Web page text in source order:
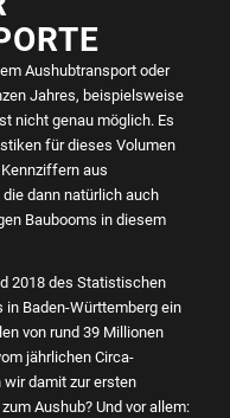
Aushubtransport oder
Jahres, beispielsweise
nicht genau möglich. Es
für dieses Volumen
aus
dann natürlich auch
Baubooms in diesem
2018 des Statistischen
Baden-Württemberg ein
von rund 39 Millionen
jährlichen Circa-
damit zur ersten
Aushub? Und vor allem: